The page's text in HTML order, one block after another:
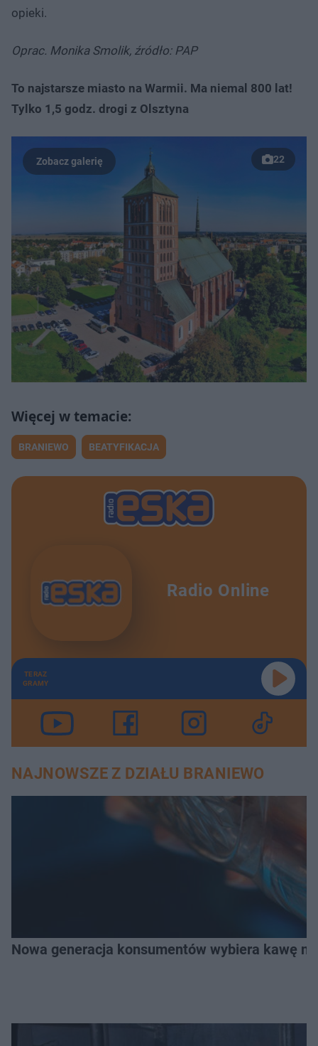
opieki.
Oprac. Monika Smolik, źródło: PAP
To najstarsze miasto na Warmii. Ma niemal 800 lat!
Tylko 1,5 godz. drogi z Olsztyna
22
BRANIEWO BEATYFIKACJA
Radio Online
TERAZ
GRAMY
NAJNOWSZE Z DZIAŁU BRANIEWO
Nowa generacja konsumentów wybiera kawę